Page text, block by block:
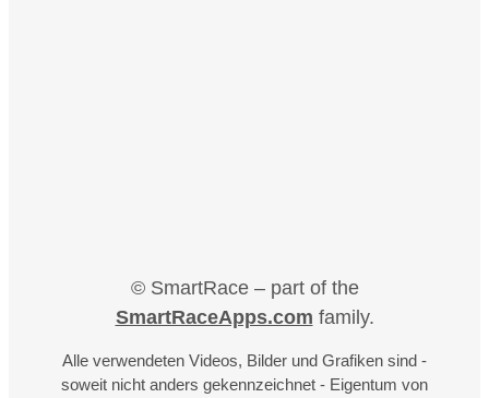
© SmartRace – part of the
SmartRaceApps.com family.
Alle verwendeten Videos, Bilder und Grafiken sind -
soweit nicht anders gekennzeichnet - Eigentum von